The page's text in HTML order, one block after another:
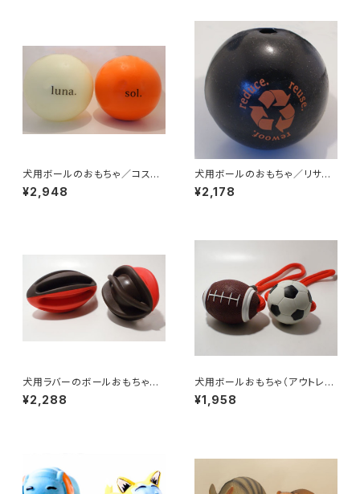
犬用ボールのおもちゃ／コスモ
スボール
¥2,948
犬用ボールのおもちゃ／リサイ
クルボール
¥2,178
犬用ラバーのボールおもちゃ／
ウィグワグボール
¥2,288
犬用ボールおもちゃ（アウトレッ
ト）／ロープ付きスポーツラバー
ボール
¥1,958